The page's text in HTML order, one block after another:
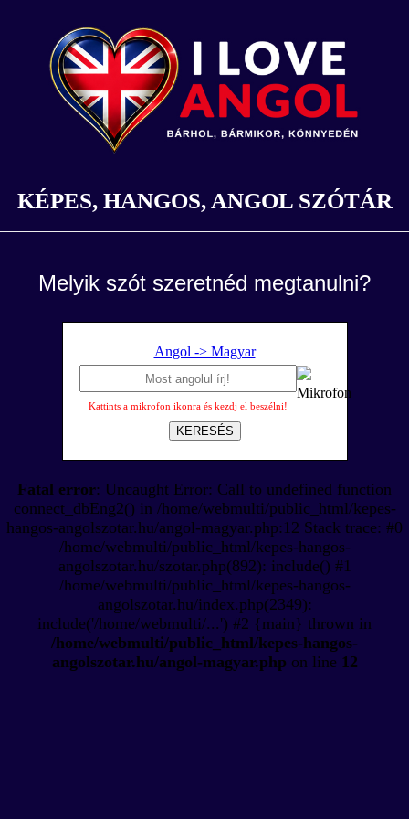
KÉPES, HANGOS, ANGOL SZÓTÁR
Melyik szót szeretnéd megtanulni?
Angol -> Magyar
Kattints a mikrofon ikonra és kezdj el beszélni!
KERESÉS
Fatal error: Uncaught Error: Call to undefined function
connect_dbEng2() in /home/webmulti/public_html/kepes-
hangos-angolszotar.hu/angol-magyar.php:12 Stack trace: #0
/home/webmulti/public_html/kepes-hangos-
angolszotar.hu/szotar.php(892): include() #1
/home/webmulti/public_html/kepes-hangos-
angolszotar.hu/index.php(2349):
include('/home/webmulti/...') #2 {main} thrown in
/home/webmulti/public_html/kepes-hangos-
angolszotar.hu/angol-magyar.php on line 12